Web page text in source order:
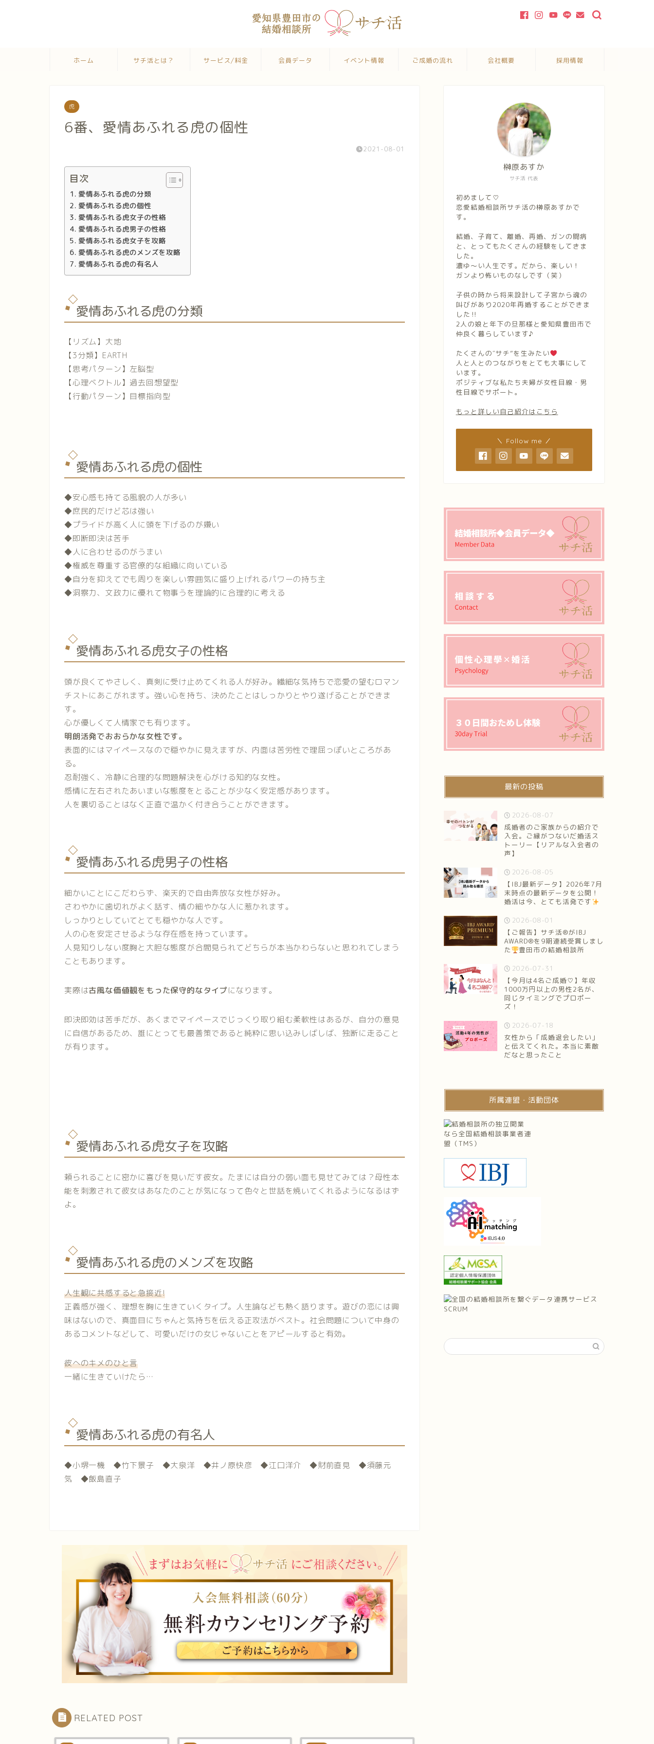
ホーム サチ活とは？ サービス/料金 会員データ イベント情報 ご成婚の流れ 会社概要 採用情報
虎
6番、愛情あふれる虎の個性
2021-08-01
目次
愛情あふれる虎の分類
愛情あふれる虎の個性
愛情あふれる虎女子の性格
愛情あふれる虎男子の性格
愛情あふれる虎女子を攻略
愛情あふれる虎のメンズを攻略
愛情あふれる虎の有名人
愛情あふれる虎の分類
【リズム】大地
【3分類】EARTH
【思考パターン】左脳型
【心理ベクトル】過去回想望型
【行動パターン】目標指向型
愛情あふれる虎の個性
◆安心感も持てる風貌の人が多い
◆庶民的だけど芯は強い
◆プライドが高く人に頭を下げるのが嫌い
◆即断即決は苦手
◆人に合わせるのがうまい
◆権威を尊重する官僚的な組織に向いている
◆自分を抑えてでも周りを楽しい雰囲気に盛り上げれるパワーの持ち主
◆洞察力、文政力に優れて物事うを理論的に合理的に考える
愛情あふれる虎女子の性格
頭が良くてやさしく、真剣に受け止めてくれる人が好み。繊細な気持ちで恋愛の望むロマン
チストにあこがれます。強い心を持ち、決めたことはしっかりとやり遂げることができま
す。
心が優しくて人情家でも有ります。
明朗活発でおおらかな女性です。
表面的にはマイペースなので穏やかに見えますが、内面は苦労性で理屈っぽいところがあ
る。
忍耐強く、冷静に合理的な問題解決を心がける知的な女性。
感情に左右されたあいまいな態度をとることが少なく安定感があります。
人を裏切ることはなく正直で温かく付き合うことができます。
愛情あふれる虎男子の性格
細かいことにこだわらず、楽天的で自由奔放な女性が好み。
さわやかに歯切れがよく話す、情の細やかな人に惹かれます。
しっかりとしていてとても穏やかな人です。
人の心を安定させるような存在感を持っています。
人見知りしない度胸と大胆な態度が合間見られてどちらが本当かわらないと思われてしまう
こともあります。
実際は古風な価値観をもった保守的なタイプになります。
即決即効は苦手だが、あくまでマイペースでじっくり取り組む柔軟性はあるが、自分の意見
に自信があるため、誰にとっても最善策であると純粋に思い込みしばしば、独断に走ること
が有ります。
愛情あふれる虎女子を攻略
頼られることに密かに喜びを見いだす彼女。たまには自分の弱い面も見せてみては？母性本
能を刺激されて彼女はあなたのことが気になって色々と世話を焼いてくれるようになるはず
よ。
愛情あふれる虎のメンズを攻略
人生観に共感すると急接近!
正義感が強く、理想を胸に生きていくタイプ。人生論なども熱く語ります。遊びの恋には興
味はないので、真面目にちゃんと気持ちを伝える正攻法がベスト。社会問題について中身の
あるコメントなどして、可愛いだけの女じゃないことをアピールすると有効。
彼へのキメのひと言
一緒に生きていけたら …
愛情あふれる虎の有名人
◆小堺一機 ◆竹下景子 ◆大泉洋 ◆井ノ原快彦 ◆江口洋介 ◆財前直見 ◆須藤元
気 ◆飯島直子
RELATED POST
サチ活 代表
榊原あすか
初めまして♡
恋愛結婚相談所サチ活の榊原あすかで
す。
結婚、子育て、離婚、再婚、ガンの闘病
と、とってもたくさんの経験をしてきま
した。
濃ゆ〜い人生です。だから、楽しい！
ガンより怖いものなしです（笑）
子供の時から将来設計して子宮から魂の
叫びがあり2020年再婚することができま
した‼︎
2人の娘と年下の旦那様と愛知県豊田市で
仲良く暮らしています♪
たくさんの″サチ”を生みたい
人と人とのつながりをとても大事にして
います。
ポジティブな私たち夫婦が女性目線・男
性目線でサポート。
もっと詳しい自己紹介はこちら
＼ Follow me ／
最新の投稿
2026-08-07
成婚者のご家族からの紹介で
入会。ご縁がつないだ婚活ス
トーリー【リアルな入会者の
声】
2026-08-05
【IBJ最新データ】2026年7月
末時点の最新データを公開！
婚活は今、とても活発です
2026-08-01
【ご報告】サチ活®がIBJ
AWARD®を9期連続受賞しまし
た
豊田市の結婚相談所
2026-07-31
【今月は4名ご成婚♡】年収
1000万円以上の男性2名が、
同じタイミングでプロポー
ズ！
2026-07-18
女性から「成婚退会したい」
と伝えてくれた。本当に素敵
だなと思ったこと
所属連盟・活動団体